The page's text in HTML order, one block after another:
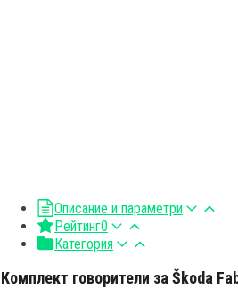
Описание и параметри
Рейтинг0
Категория
Комплект говорители за Škoda